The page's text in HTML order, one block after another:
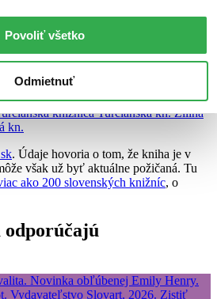
Povoliť všetko
Odmietnuť
Kysucká kn. Dolný Kubín -Oravská
Mestská kn.
Liptovská kn. G. F.
knižnica Turčianska kn. Žilina
kn.
. Údaje hovoria o tom, že kniha je v
však už byť aktuálne požičaná. Tu
ako 200 slovenských knižníc, o